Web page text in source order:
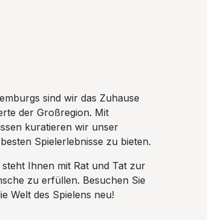
sind wir das Zuhause
der Großregion. Mit
kuratieren wir unser
Spielerlebnisse zu bieten.
Ihnen mit Rat und Tat zur
zu erfüllen. Besuchen Sie
Welt des Spielens neu!